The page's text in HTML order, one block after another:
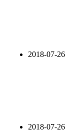
2018-07-26
2018-07-26